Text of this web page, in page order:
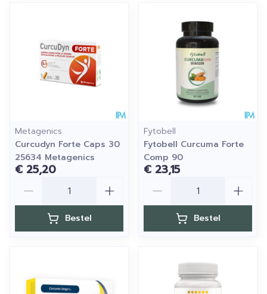
Metagenics
Curcudyn Forte Caps 30
25634 Metagenics
€ 25,20
Bestel
Fytobell
Fytobell Curcuma Forte
Comp 90
€ 23,15
Bestel